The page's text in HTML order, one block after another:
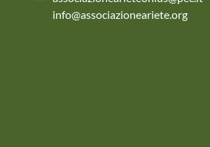
info@associazioneariete.org